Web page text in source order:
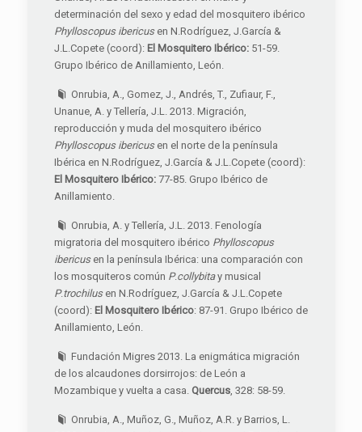
determinación del sexo y edad del mosquitero ibérico
Phylloscopus ibericusen N.Rodríguez, J.García &
J.L.Copete (coord): El Mosquitero Ibérico: 51-59.
Grupo Ibérico de Anillamiento, León.
Onrubia, A., Gomez, J., Andrés, T., Zufiaur, F.,
Unanue, A. y Tellería, J.L. 2013. Migración,
reproducción y muda del mosquitero ibérico
Phylloscopus ibericusen el norte de la península
Ibérica en N.Rodríguez, J.García & J.L.Copete (coord):
El Mosquitero Ibérico: 77-85. Grupo Ibérico de
Anillamiento.
Onrubia, A. y Tellería, J.L. 2013. Fenología
migratoria del mosquitero ibérico Phylloscopus
ibericusen la península Ibérica: una comparación con
los mosquiteros común P.collybitay musical
P.trochilusen N.Rodríguez, J.García & J.L.Copete
(coord): El Mosquitero Ibérico: 87-91. Grupo Ibérico de
Anillamiento, León.
Fundación Migres 2013. La enigmática migración
de los alcaudones dorsirrojos: de León a
Mozambique y vuelta a casa. Quercus, 328: 58-59.
Onrubia, A., Muñoz, G., Muñoz, A.R. y Barrios, L.